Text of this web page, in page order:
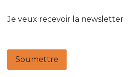
Je veux recevoir la newsletter
Soumettre